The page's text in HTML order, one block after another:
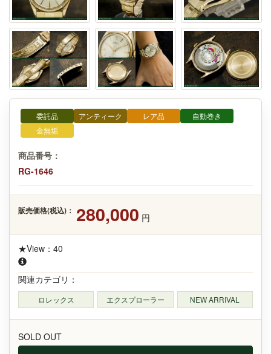
委託品 アンティーク レア品
自動巻き
金無垢
商品番号：
RG-1646
販売価格(税込)： 280,000 円
★View：40
関連カテゴリ：
ロレックス エクスプローラー NEW ARRIVAL
SOLD OUT